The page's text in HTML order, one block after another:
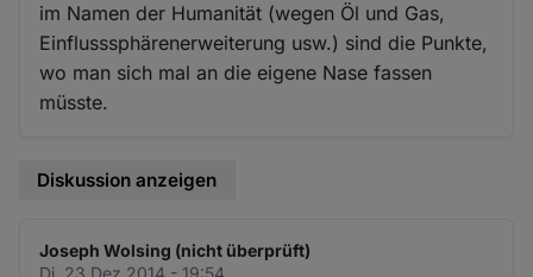
im Namen der Humanität (wegen Öl und Gas,
Einflusssphärenerweiterung usw.) sind die Punkte,
wo man sich mal an die eigene Nase fassen
müsste.
Diskussion anzeigen
Joseph Wolsing (nicht überprüft)
Di. 23 Dez 2014 - 19:54